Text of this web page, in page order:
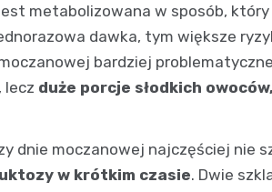
metabolizowana w sposób,
dawka, tym większe
bardziej
lecz duże porcje słodkich
dnie moczanowej najczęściej nie
w krótkim czasie. Dwie